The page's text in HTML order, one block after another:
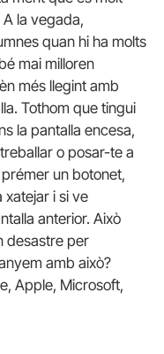
la vegada,
quan hi ha molts
mai milloren
més llegint amb
Tothom que tingui
la pantalla encesa,
o posar-te a
un botonet,
i si ve
anterior. Això
desastre per
amb això?
Apple, Microsoft,